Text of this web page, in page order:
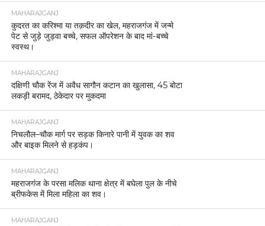
MAHARAJGANJ
कुदरत का करिश्मा या तक़दीर का खेल, महराजगंज में जन्मे
पेट से जुड़े जुड़वा बच्चे, सफल ऑपरेशन के बाद मां-बच्चे
स्वस्थ।
MAHARAJGANJ
दक्षिणी चौक रेंज में अवैध सागौन कटान का खुलासा, 45 बोटा
लकड़ी बरामद, ठेकेदार पर मुकदमा
MAHARAJGANJ
निचलौल–चौक मार्ग पर सड़क किनारे पानी में युवक का शव
और बाइक मिलने से हड़कंप।
MAHARAJGANJ
महराजगंज के परसा मलिक थाना क्षेत्र में बघेला पुल के नीचे
ब्रीफकेस में मिला महिला का शव।
MAHARAJGANJ